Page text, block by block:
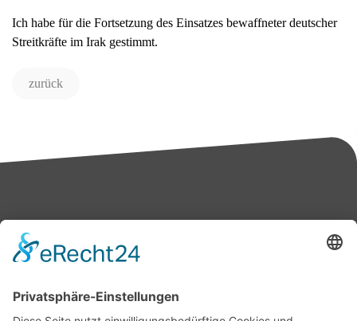
Ich habe für die Fortsetzung des Einsatzes bewaffneter deutscher
Streitkräfte im Irak gestimmt.
zurück
Mitglied des Deutschen Bundestages